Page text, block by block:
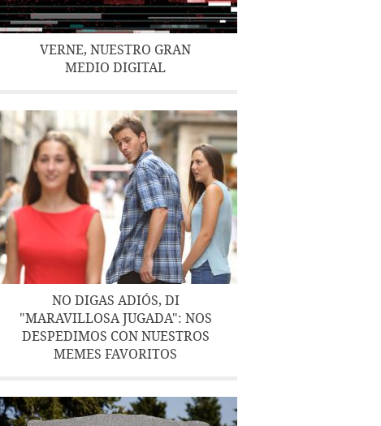
VERNE, NUESTRO GRAN
MEDIO DIGITAL
NO DIGAS ADIÓS, DI
"MARAVILLOSA JUGADA": NOS
DESPEDIMOS CON NUESTROS
MEMES FAVORITOS